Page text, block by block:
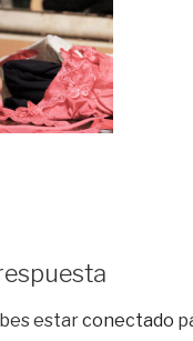
estarconectado